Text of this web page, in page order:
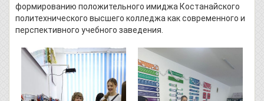
формированию положительного имиджа Костанайского
политехнического высшего колледжа как современного и
перспективного учебного заведения.